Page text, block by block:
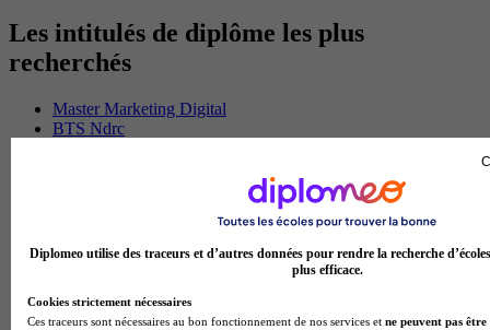
Les intitulés de diplôme les plus
recherchés
Master Marketing Digital
BTS Ndrc
BTS Sio
Licence Science de l education
BTS Pi
Diplomeo utilise des traceurs et d’autres données pour rendre la recherche
plus efficace.
Cookies strictement nécessaires
Ces traceurs sont nécessaires au bon fonctionnement de nos services et ne peuvent pas être